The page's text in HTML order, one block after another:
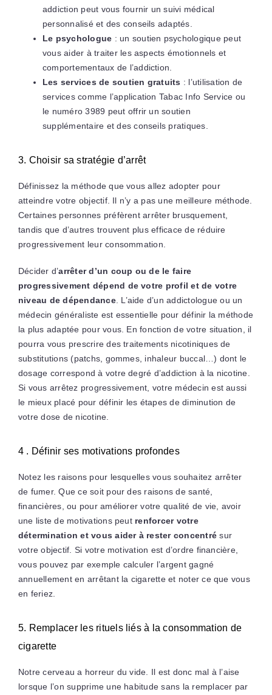
addiction peut vous fournir un suivi médical
personnalisé et des conseils adaptés.
Le psychologue : un soutien psychologique peut
vous aider à traiter les aspects émotionnels et
comportementaux de l’addiction.
Les services de soutien gratuits : l’utilisation de
services comme l’application Tabac Info Service ou
le numéro 3989 peut offrir un soutien
supplémentaire et des conseils pratiques.
3. Choisir sa stratégie d’arrêt
Définissez la méthode que vous allez adopter pour
atteindre votre objectif. Il n’y a pas une meilleure méthode.
Certaines personnes préfèrent arrêter brusquement,
tandis que d’autres trouvent plus efficace de réduire
progressivement leur consommation.
Décider d’arrêter d’un coup ou de le faire
progressivement dépend de votre profil et de votre
niveau de dépendance. L’aide d’un addictologue ou un
médecin généraliste est essentielle pour définir la méthode
la plus adaptée pour vous. En fonction de votre situation, il
pourra vous prescrire des traitements nicotiniques de
substitutions (patchs, gommes, inhaleur buccal…) dont le
dosage correspond à votre degré d’addiction à la nicotine.
Si vous arrêtez progressivement, votre médecin est aussi
le mieux placé pour définir les étapes de diminution de
votre dose de nicotine.
4 . Définir ses motivations profondes
Notez les raisons pour lesquelles vous souhaitez arrêter
de fumer. Que ce soit pour des raisons de santé,
financières, ou pour améliorer votre qualité de vie, avoir
une liste de motivations peut renforcer votre
détermination et vous aider à rester concentré sur
votre objectif. Si votre motivation est d’ordre financière,
vous pouvez par exemple calculer l’argent gagné
annuellement en arrêtant la cigarette et noter ce que vous
en feriez.
5. Remplacer les rituels liés à la consommation de
cigarette
Notre cerveau a horreur du vide. Il est donc mal à l’aise
lorsque l’on supprime une habitude sans la remplacer par